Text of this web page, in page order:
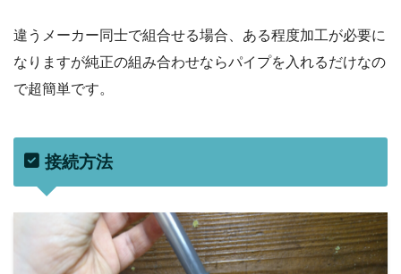
違うメーカー同士で組合せる場合、ある程度加工が必要に
なりますが純正の組み合わせならパイプを入れるだけなの
で超簡単です。
接続方法